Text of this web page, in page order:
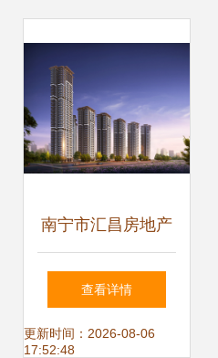
南宁市汇昌房地产
开发有限责任公司
的发展焦点与行业
查看详情
更新时间：2026-08-06
17:52:48